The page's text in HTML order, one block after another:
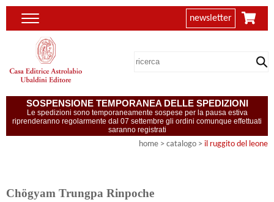
newsletter
SOSPENSIONE TEMPORANEA DELLE SPEDIZIONI
Le spedizioni sono temporaneamente sospese per la pausa estiva
riprenderanno regolarmente dal 07 settembre gli ordini comunque effettuati
saranno registrati
home > catalogo > il ruggito del leone
Chögyam Trungpa Rinpoche